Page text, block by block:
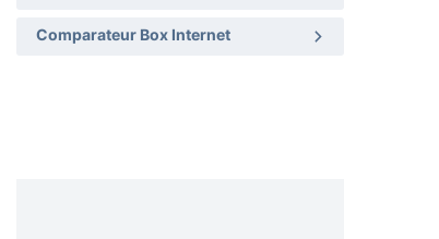
Comparateur Box Internet